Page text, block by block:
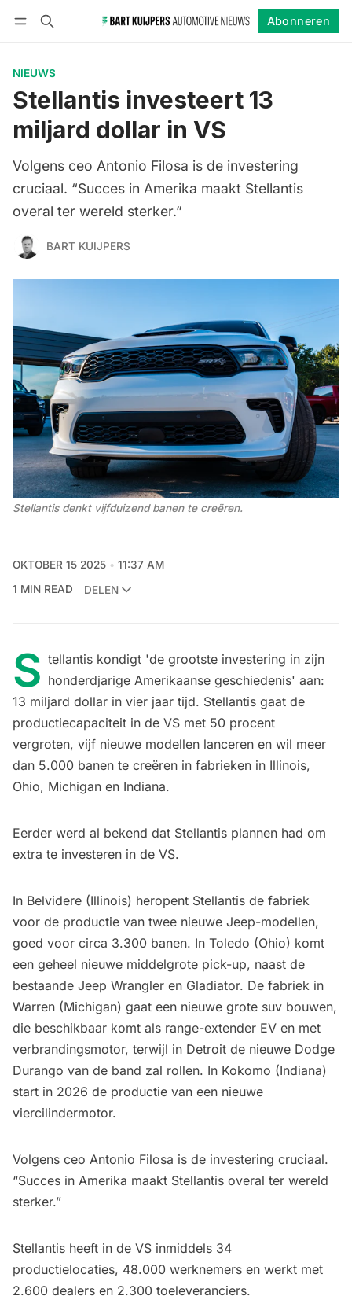
Abonneren
NIEUWS
Stellantis investeert 13
miljard dollar in VS
Volgens ceo Antonio Filosa is de investering
cruciaal. “Succes in Amerika maakt Stellantis
overal ter wereld sterker.”
BART KUIJPERS
Stellantis denkt vijfduizend banen te creëren.
OKTOBER 15 2025
11:37 AM
1 MIN READ
DELEN
S tellantis kondigt 'de grootste investering in zijn
honderdjarige Amerikaanse geschiedenis' aan:
13 miljard dollar in vier jaar tijd. Stellantis gaat de
productiecapaciteit in de VS met 50 procent
vergroten, vijf nieuwe modellen lanceren en wil meer
dan 5.000 banen te creëren in fabrieken in Illinois,
Ohio, Michigan en Indiana.
Eerder werd al bekend dat Stellantis plannen had om
extra te investeren in de VS.
In Belvidere (Illinois) heropent Stellantis de fabriek
voor de productie van twee nieuwe Jeep-modellen,
goed voor circa 3.300 banen. In Toledo (Ohio) komt
een geheel nieuwe middelgrote pick-up, naast de
bestaande Jeep Wrangler en Gladiator. De fabriek in
Warren (Michigan) gaat een nieuwe grote suv bouwen,
die beschikbaar komt als range-extender EV en met
verbrandingsmotor, terwijl in Detroit de nieuwe Dodge
Durango van de band zal rollen. In Kokomo (Indiana)
start in 2026 de productie van een nieuwe
viercilindermotor.
Volgens ceo Antonio Filosa is de investering cruciaal.
“Succes in Amerika maakt Stellantis overal ter wereld
sterker.”
Stellantis heeft in de VS inmiddels 34
productielocaties, 48.000 werknemers en werkt met
2.600 dealers en 2.300 toeleveranciers.